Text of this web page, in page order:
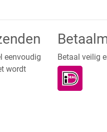
eenvoudig
wordt
Betaal veilig